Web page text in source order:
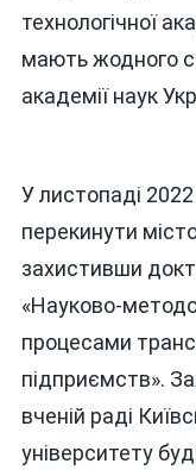
технологічної
мають жодного
академії наук
У листопаді
перекинути
захистивши
«Науково-
процесами
підприємств».
вченій раді
університету